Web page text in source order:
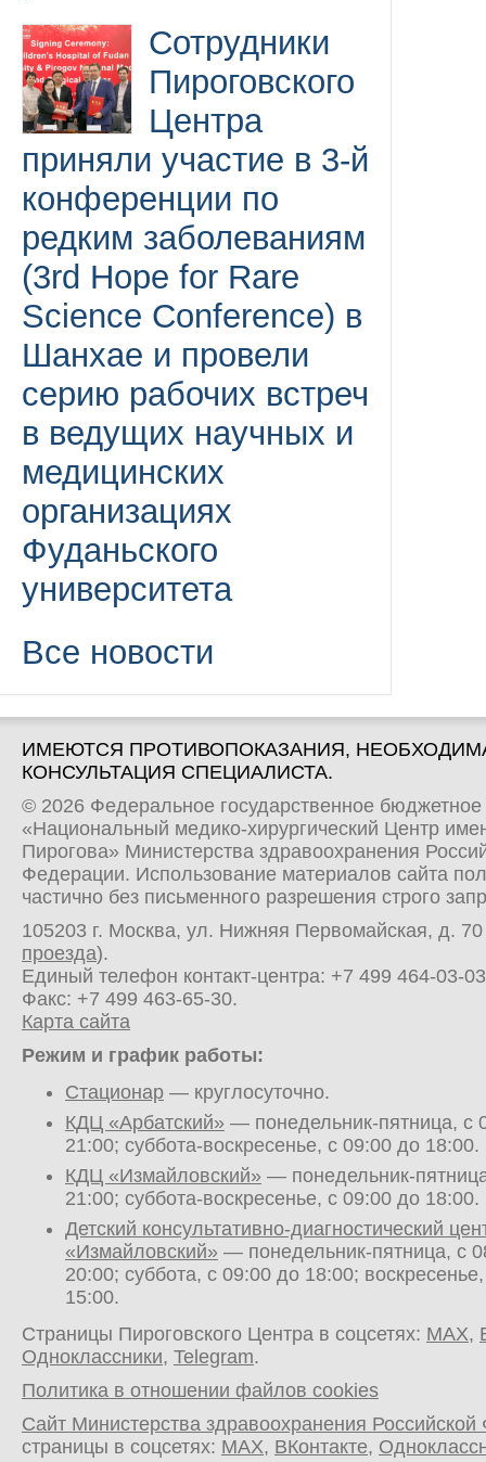
Сотрудники
Пироговского
Центра
приняли участие в 3-й
конференции по
редким заболеваниям
(3rd Hope for Rare
Science Conference) в
Шанхае и провели
серию рабочих встреч
в ведущих научных и
медицинских
организациях
Фуданьского
университета
Все новости
ИМЕЮТСЯ ПРОТИВОПОКАЗАНИЯ,
КОНСУЛЬТАЦИЯ СПЕЦИАЛИСТА.
© 2026 Федеральное государственное
«Национальный медико-хирургический Центр
Пирогова» Министерства здравоохранения
Федерации. Использование материалов сайта
частично без письменного разрешения строго
105203 г. Москва, ул. Нижняя Первомайская, д.
проезда).
Единый телефон контакт-центра: +7 499 464-03-03
Факс: +7 499 463-65-30.
Карта сайта
Режим и график работы:
Стационар — круглосуточно.
КДЦ «Арбатский» — понедельник-пятница, с
21:00; суббота-воскресенье, с 09:00 до 18:00.
КДЦ «Измайловский» — понедельник-
21:00; суббота-воскресенье, с 09:00 до 18:00.
Детский консультативно-диагностический
«Измайловский» — понедельник-пятница, с
20:00; суббота, с 09:00 до 18:00;
15:00.
Страницы Пироговского Центра в соцсетях: MAX,
Одноклассники, Telegram.
Политика в отношении файлов cookies
Сайт Министерства здравоохранения
страницы в соцсетях: MAX, ВКонтакте,